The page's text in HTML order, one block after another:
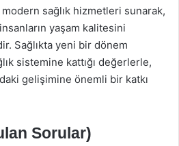
sağlık hizmetleri sunarak,
yaşam kalitesini
Sağlıkta yeni bir dönem
sistemine kattığı değerlerle,
gelişimine önemli bir katkı
Sorular)